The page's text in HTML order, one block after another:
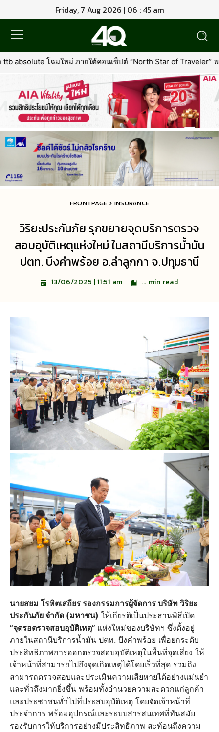
Friday, 7 Aug 2026 | 06 : 45 am
คอนเซ็ปต์ “North Star of Traveler” พร้อมเพิ่มเอกสิทธิ์ใหม่ที่คุ้มค่า
FRONTPAGE INSURANCE
วิริยะประกันภัย รุกขยายจุดบริการตรวจ
สอบอุบัติเหตุแห่งใหม่ ในสถานีบริการน้ำมัน
ปตท. บึงคำพร้อย อ.ลำลูกกา จ.ปทุมธานี
13/06/2025 | 11:51 am ... min read
นายสยม โรหิตเสถียร รองกรรมการผู้จัดการ บริษัท วิริยะ
ประกันภัย จำกัด (มหาชน) ให้เกียรติเป็นประธานพิธีเปิด
“จุดรอตรวจสอบอุบัติเหตุ” แห่งใหม่ของบริษัทฯ ซึ่งตั้งอยู่
ภายในสถานีบริการน้ำมัน ปตท. บึงคำพร้อย เพื่อยกระดับ
ประสิทธิภาพการออกตรวจสอบอุบัติเหตุในพื้นที่จุดเสี่ยง ให้
เจ้าหน้าที่สามารถไปถึงจุดเกิดเหตุได้โดยเร็วที่สุด รวมถึง
สามารถตรวจสอบและประเมินความเสียหายได้อย่างแม่นยำ
และทั่วถึงมากยิ่งขึ้น พร้อมทั้งอำนวยความสะดวกแก่ลูกค้า
และประชาชนทั่วไปที่ประสบอุบัติเหตุ โดยจัดเจ้าหน้าที่
ประจำการ พร้อมอุปกรณ์และระบบสารสนเทศที่ทันสมัย
รองรับการให้บริการอย่างมีประสิทธิภาพ สะท้อนถึงความ